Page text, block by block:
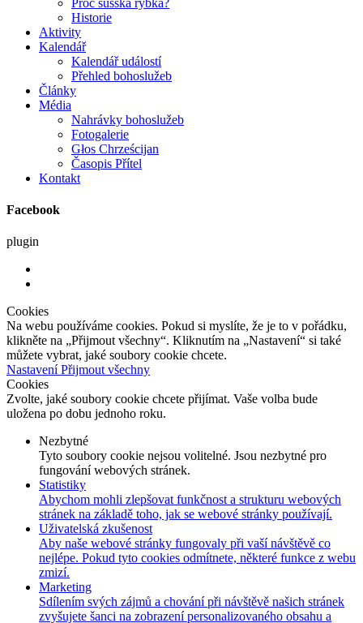
Historie
Aktivity
Kalendář
Kalendář událostí
Přehled bohoslužeb
Články
Média
Nahrávky bohoslužeb
Fotogalerie
Głos Chrześcijan
Časopis Přítel
Kontakt
Facebook
plugin
Cookies
Na webu používáme cookies. Pokud si myslíte, že je to v pořádku,
klikněte na „Přijmout všechny“. Kliknutím na „Nastavení“ si také
můžete vybrat, jaké soubory cookie chcete.
NastaveníPřijmout všechny
Cookies
Zvolte, jaké soubory cookie chcete přijímat. Vaše volba bude
uložena po dobu jednoho roku.
Nezbytné
Tyto soubory cookie nejsou volitelné. Jsou nezbytné pro
fungování webových stránek.
Statistiky
Abychom mohli zlepšovat funkčnost a strukturu webových
stránek na základě toho, jak se webové stránky používají.
Uživatelská zkušenost
Aby naše webové stránky fungovaly při vaší návštěvě co
nejlépe. Pokud tyto cookies odmítnete, některé funkce z webu
zmizí.
Marketing
Sdílením svých zájmů a chování při návštěvě našich stránek
zvyšujete šanci na zobrazení personalizovaného obsahu a